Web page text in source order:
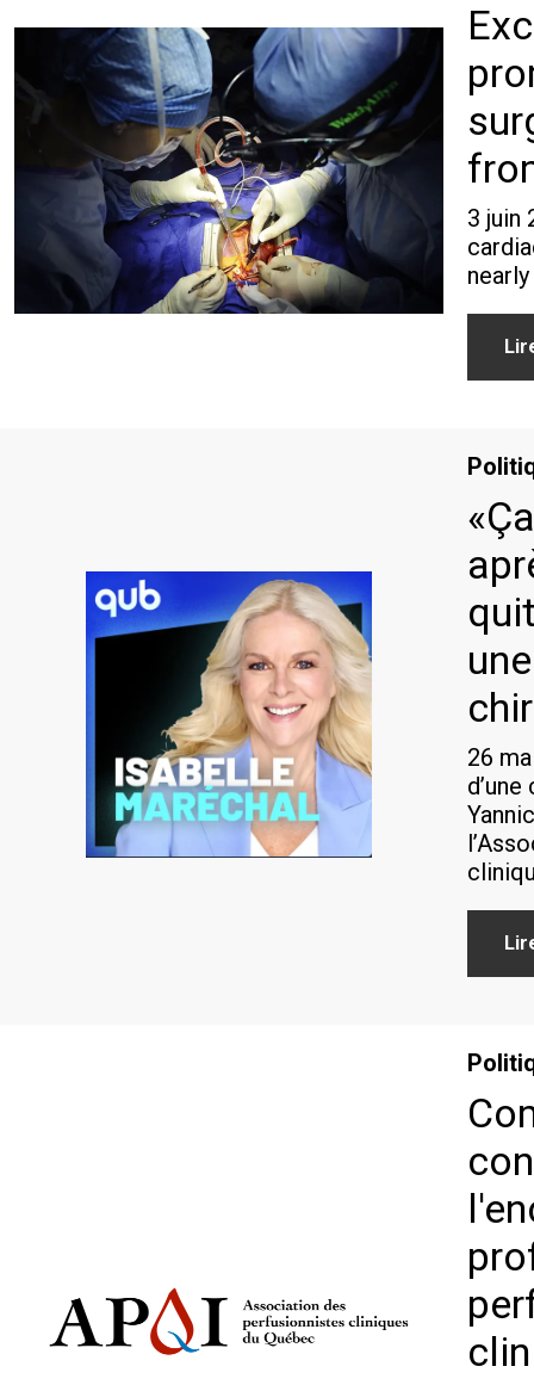
3 juin
26